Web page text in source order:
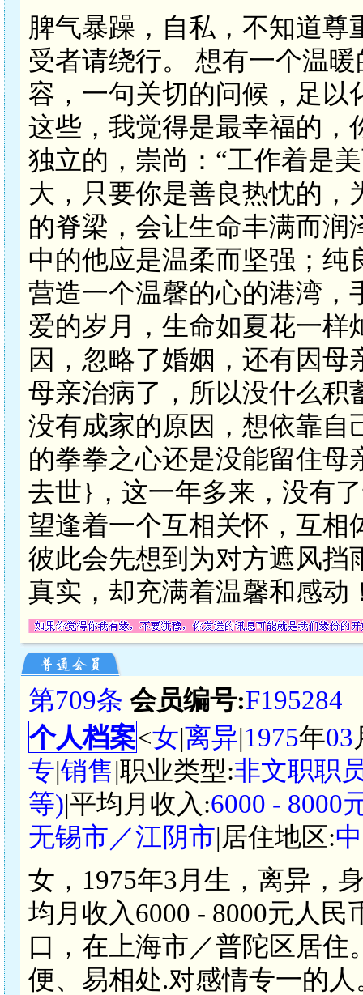
脾气暴躁，自私，不知道
受者请绕行。 想有一个温
容，一句关切的问候，足以
这些，我觉得是最幸福的，
独立的，崇尚：“工作着是
大，只要你是善良热忱的
的脊梁，会让生命丰满而润
中的他应是温柔而坚强；纯
营造一个温馨的心的港湾，
爱的岁月，生命如夏花一样
因，忽略了婚姻，还有因
母亲治病了，所以没什么
没有成家的原因，想依靠自
的拳拳之心还是没能留住
去世}，这一年多来，没有
望逢着一个互相关怀，互相
彼此会先想到为对方遮风挡
真实，却充满着温馨和感动
第709条 会员编号:F195284
个人档案<女|离异|1975年03
专|销售|职业类型:非文职职
等)|平均月收入:6000 - 8000
无锡市／江阴市|居住地区:
女，1975年3月生，离异，
均月收入6000 - 8000元人
口，在上海市／普陀区居
便、易相处.对感情专一的